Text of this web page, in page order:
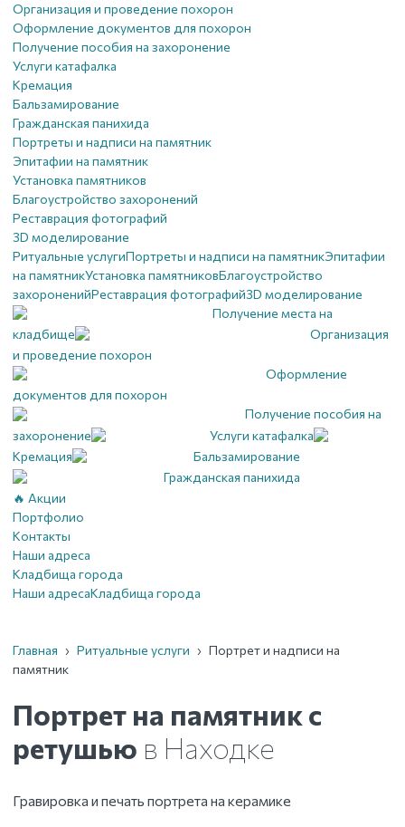
Организация и проведение похорон
Оформление документов для похорон
Получение пособия на захоронение
Услуги катафалка
Кремация
Бальзамирование
Гражданская панихида
Портреты и надписи на памятник
Эпитафии на памятник
Установка памятников
Благоустройство захоронений
Реставрация фотографий
3D моделирование
Ритуальные услугиПортреты и надписи на памятникЭпитафии
на памятникУстановка памятниковБлагоустройство
захороненийРеставрация фотографий3D моделирование
Получение места на
кладбище
Организация
и проведение похорон
Оформление
документов для похорон
Получение пособия на
захоронение
Услуги катафалка
Кремация
Бальзамирование
Гражданская панихида
🔥 Акции
Портфолио
Контакты
Наши адреса
Кладбища города
Наши адресаКладбища города
Главная › Ритуальные услуги › Портрет и надписи на
памятник
Портрет на памятник с
ретушью в Находке
Гравировка и печать портрета на керамике